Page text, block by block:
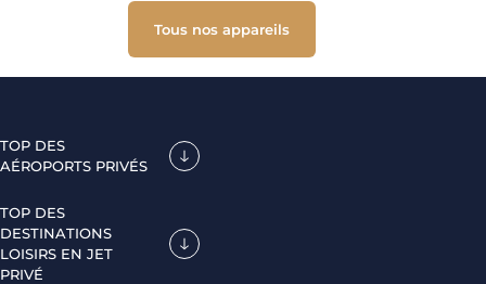
Tous nos appareils
TOP DES
AÉROPORTS PRIVÉS
TOP DES
DESTINATIONS
LOISIRS EN JET
PRIVÉ